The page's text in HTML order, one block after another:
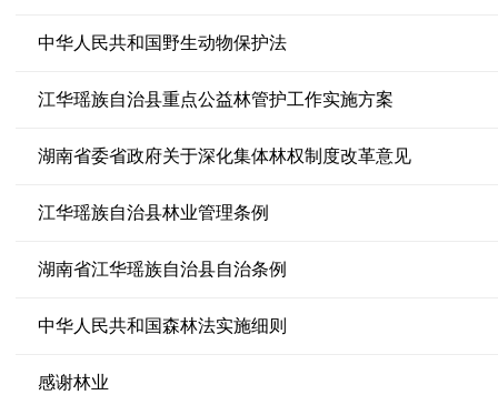
中华人民共和国野生动物保护法
江华瑶族自治县重点公益林管护工作实施方案
湖南省委省政府关于深化集体林权制度改革意见
江华瑶族自治县林业管理条例
湖南省江华瑶族自治县自治条例
中华人民共和国森林法实施细则
感谢林业